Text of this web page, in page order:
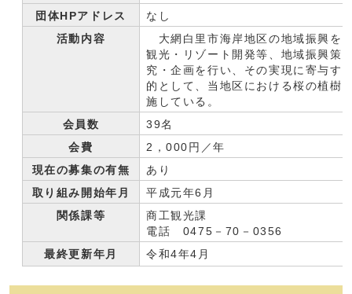
団体HPアドレス
なし
活動内容
大網白里市海岸地区の地域振興を
観光・リゾート開発等、地域振興策
究・企画を行い、その実現に寄与す
的として、当地区における桜の植樹
施している。
会員数
39名
会費
2，000円／年
現在の募集の有無
あり
取り組み開始年月
平成元年6月
関係課等
商工観光課
電話 0475－70－0356
最終更新年月
令和4年4月